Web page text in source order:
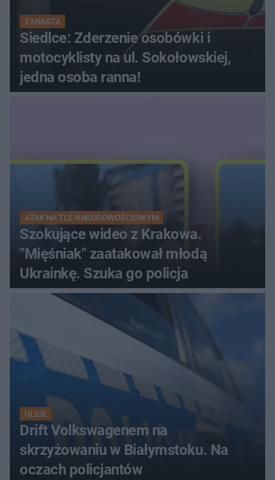
Z MIASTA
Siedlce: Zderzenie osobówki i
motocyklisty na ul. Sokołowskiej,
jedna osoba ranna!
ATAK NA TLE NARODOWOŚCIOWYM
Szokujące wideo z Krakowa.
"Mięśniak" zaatakował młodą
Ukrainkę. Szuka go policja
ULICE
Drift Volkswagenem na
skrzyżowaniu w Białymstoku. Na
oczach policjantów